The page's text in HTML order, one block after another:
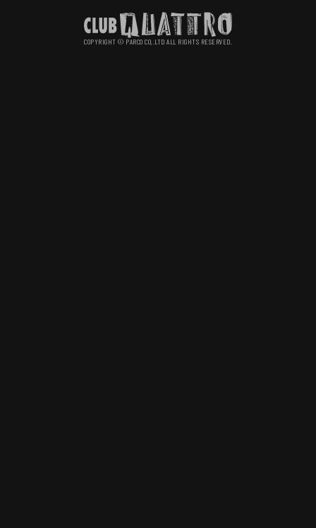
COPYRIGHT © PARCO CO,.LTD ALL RIGHTS RESERVED.